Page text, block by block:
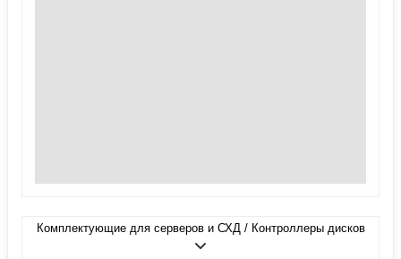
Комплектующие для серверов и СХД / Контроллеры дисков